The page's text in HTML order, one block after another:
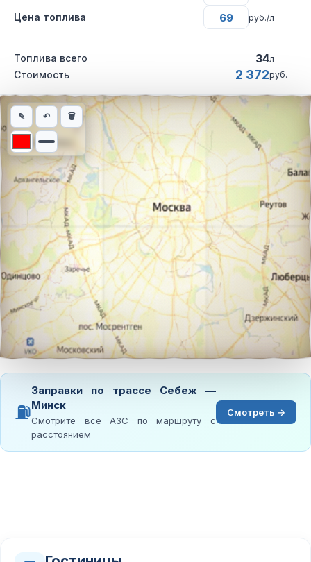
Цена топлива руб./л
Топлива всего 34л
Стоимость 2 372руб.
Интерактивная карта автомобильного маршрута из города
✎ ↶ 🗑
⛽
Заправки по трассе Себеж —
Минск
Смотрите все АЗС по маршруту с
расстоянием
Смотреть →